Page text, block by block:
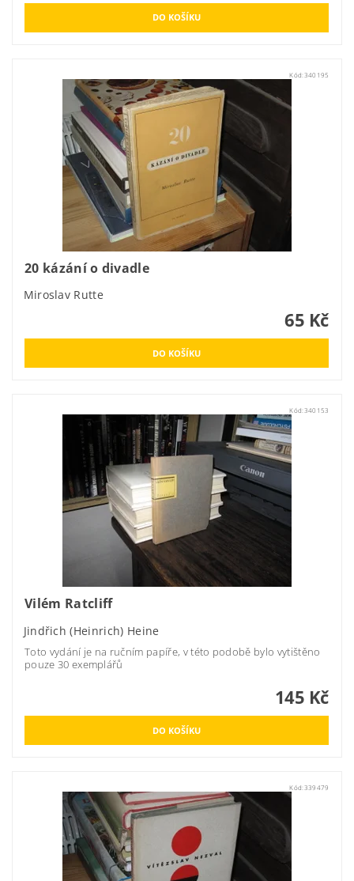
Kód: 340195
20 kázání o divadle
Miroslav Rutte
65 Kč
Kód:340153
Vilém Ratcliff
Jindřich (Heinrich) Heine
Toto vydání je na ručním papíře, v této podobě bylo vytištěno
pouze 30 exemplářů
145 Kč
Kód: 339479